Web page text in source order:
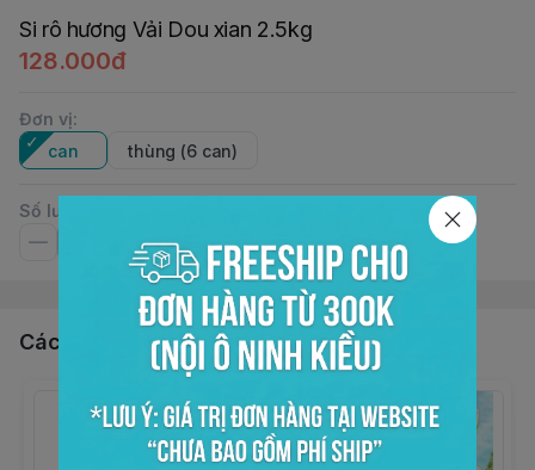
Si rô hương Vải Dou xian 2.5kg
128.000đ
Đơn vị:
can
thùng (6 can)
Số lượng
Các sản phẩm, dịch vụ khác